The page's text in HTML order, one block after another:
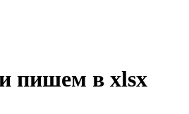
пишем в xlsx